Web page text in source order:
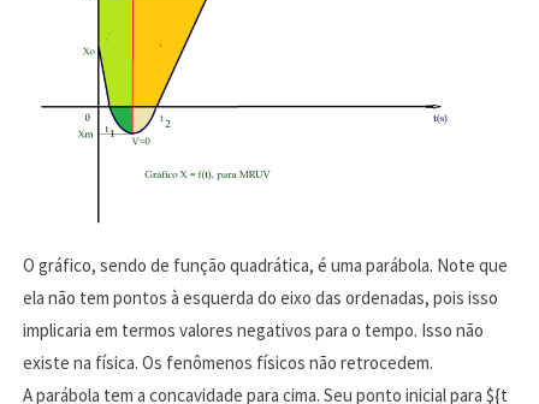
O gráfico, sendo de função quadrática, é uma parábola. Note que
ela não tem pontos à esquerda do eixo das ordenadas, pois isso
implicaria em termos valores negativos para o tempo. Isso não
existe na física. Os fenômenos físicos não retrocedem.
A parábola tem a concavidade para cima. Seu ponto inicial para ${t